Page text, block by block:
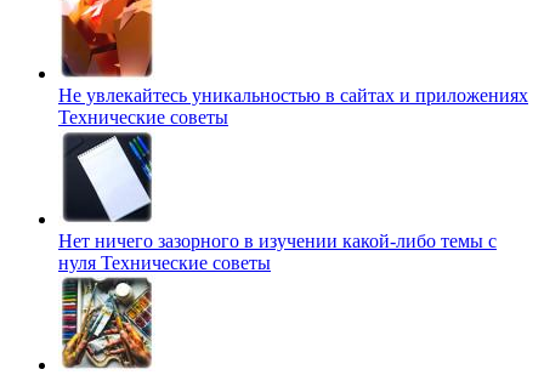
Не увлекайтесь уникальностью в сайтах и приложениях
Технические советы
Нет ничего зазорного в изучении какой-либо темы с
нуля Технические советы